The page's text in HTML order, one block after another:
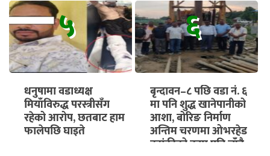
५
धनुषामा वडाध्यक्ष
मियाँविरुद्ध परस्त्रीसँग
रहेको आरोप, छतबाट हाम
फालेपछि घाइते
६
बृन्दावन–८ पछि वडा नं. ६
मा पनि शुद्ध खानेपानीको
आशा, बोरिङ निर्माण
अन्तिम चरणमा ओभरहेड
ट्यांकीको काम पनि चाँडै